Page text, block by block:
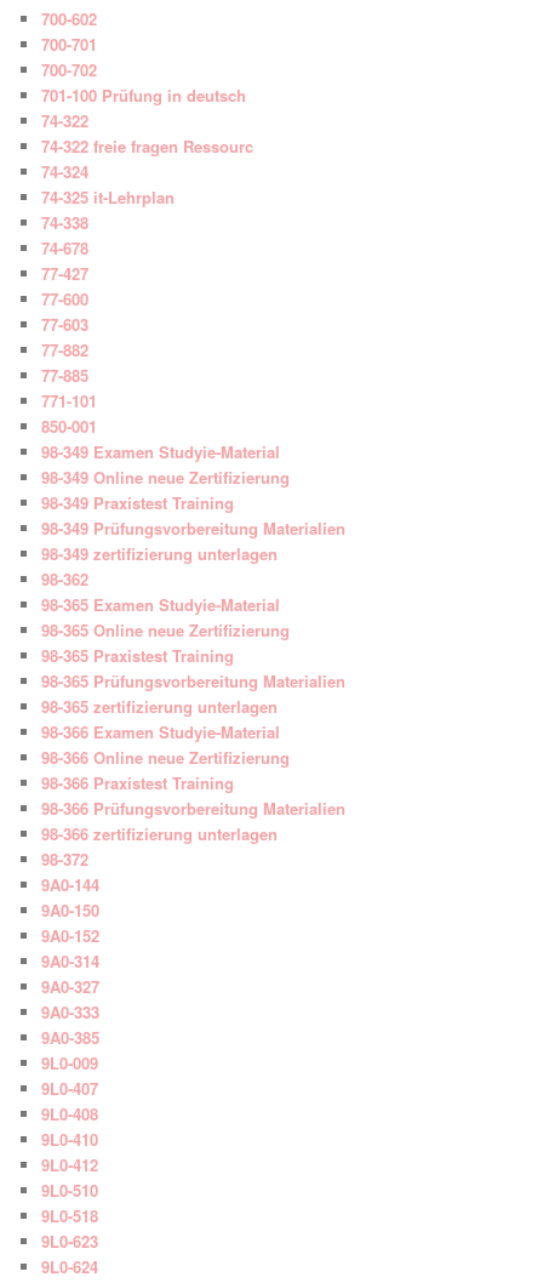
700-602
700-701
700-702
701-100 Prüfung in deutsch
74-322
74-322 freie fragen Ressourc
74-324
74-325 it-Lehrplan
74-338
74-678
77-427
77-600
77-603
77-882
77-885
771-101
850-001
98-349 Examen Studyie-Material
98-349 Online neue Zertifizierung
98-349 Praxistest Training
98-349 Prüfungsvorbereitung Materialien
98-349 zertifizierung unterlagen
98-362
98-365 Examen Studyie-Material
98-365 Online neue Zertifizierung
98-365 Praxistest Training
98-365 Prüfungsvorbereitung Materialien
98-365 zertifizierung unterlagen
98-366 Examen Studyie-Material
98-366 Online neue Zertifizierung
98-366 Praxistest Training
98-366 Prüfungsvorbereitung Materialien
98-366 zertifizierung unterlagen
98-372
9A0-144
9A0-150
9A0-152
9A0-314
9A0-327
9A0-333
9A0-385
9L0-009
9L0-407
9L0-408
9L0-410
9L0-412
9L0-510
9L0-518
9L0-623
9L0-624